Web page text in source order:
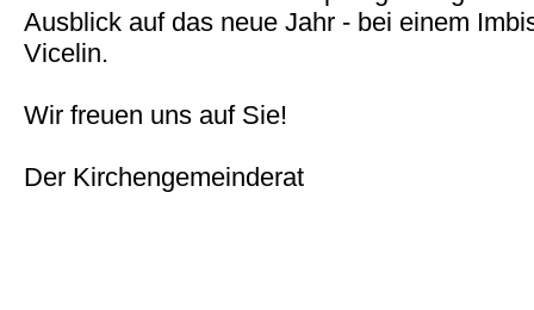
Ausblick auf das neue Jahr - bei einem
Vicelin.
Wir freuen uns auf Sie!
Der Kirchengemeinderat